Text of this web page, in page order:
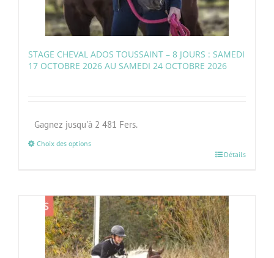
STAGE CHEVAL ADOS TOUSSAINT – 8 JOURS : SAMEDI
17 OCTOBRE 2026 AU SAMEDI 24 OCTOBRE 2026
Gagnez jusqu'à 2 481 Fers.
Choix des options
Détails